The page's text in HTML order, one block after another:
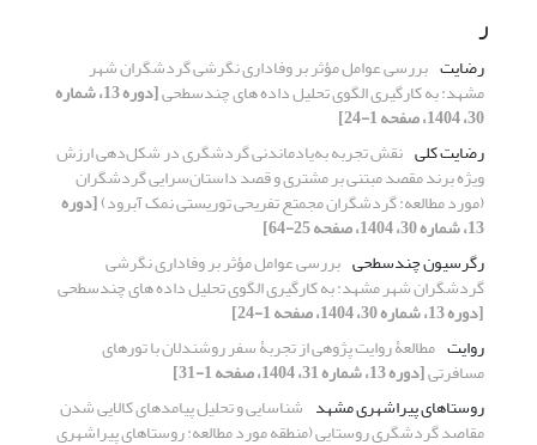
ر
رضایت بررسی عوامل مؤثر بر وفاداری نگرشی گردشگران شهر
مشهد: به کارگیری الگوی تحلیل داده ‏های چندسطحی [دوره 13، شماره
30، 1404، صفحه 1-24]
رضایت کلی نقش تجربه به‌یادماندنی گردشگری در شکل‌دهی ارزش
ویژه برند مقصد مبتنی بر مشتری و قصد داستان‌سرایی ‌گردشگران
(مورد مطالعه: گردشگران مجمتع تفریحی توریستی نمک آبرود)[دوره
13، شماره 30، 1404، صفحه 25-64]
رگرسیون چندسطحی بررسی عوامل مؤثر بر وفاداری نگرشی
گردشگران شهر مشهد: به کارگیری الگوی تحلیل داده ‏های چندسطحی
[دوره 13، شماره 30، 1404، صفحه 1-24]
روایت­ مطالعۀ روایت ­پژوهی از تجربۀ سفر روشندلان با تور­های
مسافرتی[دوره 13، شماره 31، 1404، صفحه 1-31]
روستاهای پیراشهری مشهد شناسایی و تحلیل پیامد‌های کالایی شدن
مقاصد گردشگری روستایی (منطقه مورد مطالعه: روستاهای پیراشهری